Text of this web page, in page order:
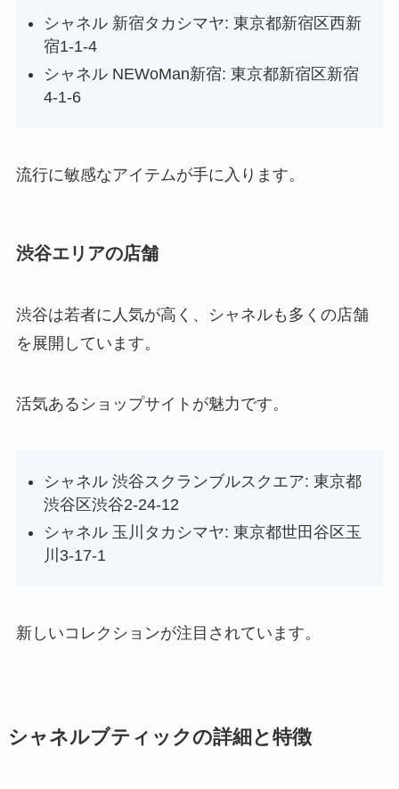
シャネル 新宿タカシマヤ: 東京都新宿区西新
宿1-1-4
シャネル NEWoMan新宿: 東京都新宿区新宿
4-1-6
流行に敏感なアイテムが手に入ります。
渋谷エリアの店舗
渋谷は若者に人気が高く、シャネルも多くの店舗
を展開しています。
活気あるショップサイトが魅力です。
シャネル 渋谷スクランブルスクエア: 東京都
渋谷区渋谷2-24-12
シャネル 玉川タカシマヤ: 東京都世田谷区玉
川3-17-1
新しいコレクションが注目されています。
シャネルブティックの詳細と特徴